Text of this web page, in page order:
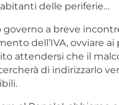
delle periferie…
a breve
dell’IVA, ovviare
attendersi che il
di indirizzarlo